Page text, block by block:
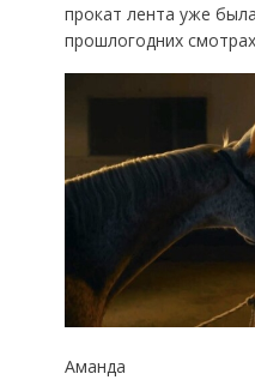
прокат лента уже
прошлогодних
Аманда